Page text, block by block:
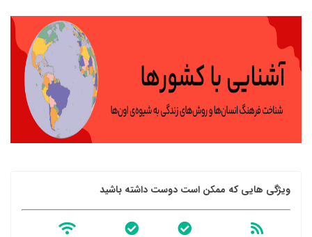
ویژگی هایی که ممکن است دوست داشته باشید